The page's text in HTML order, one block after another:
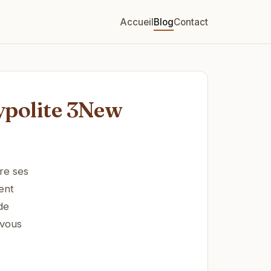
AccueilBlogContact
3New
ses